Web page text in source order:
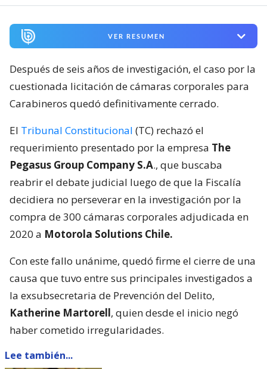
VER RESUMEN
Después de seis años de investigación, el caso por la
cuestionada licitación de cámaras corporales para
Carabineros quedó definitivamente cerrado.
El Tribunal Constitucional (TC) rechazó el
requerimiento presentado por la empresa The
Pegasus Group Company S.A., que buscaba
reabrir el debate judicial luego de que la Fiscalía
decidiera no perseverar en la investigación por la
compra de 300 cámaras corporales adjudicada en
2020 a Motorola Solutions Chile.
Con este fallo unánime, quedó firme el cierre de una
causa que tuvo entre sus principales investigados a
la exsubsecretaria de Prevención del Delito,
Katherine Martorell, quien desde el inicio negó
haber cometido irregularidades.
Lee también...